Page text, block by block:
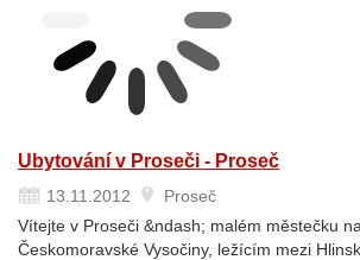
Ubytování v Proseči - Proseč
13.11.2012
Proseč
Vítejte v Proseči &ndash; malém městečku
Českomoravské Vysočiny, ležícím mezi